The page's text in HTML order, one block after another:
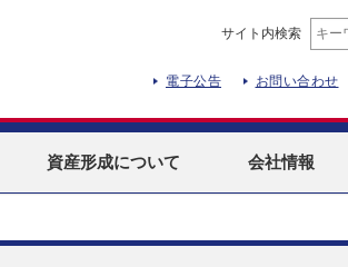
サイト内検索
電子公告 お問い合わせ
資産形成について 会社情報